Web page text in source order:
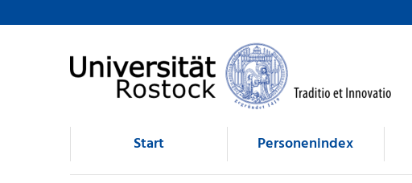
Browsen
direkt zum Inhalt
Start Personenindex